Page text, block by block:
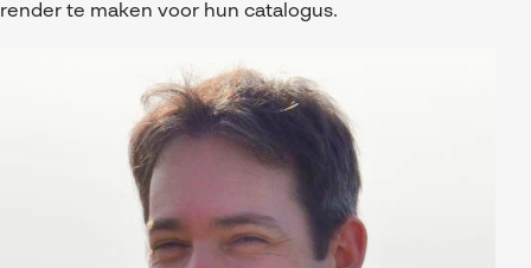
render te maken voor hun catalogus.